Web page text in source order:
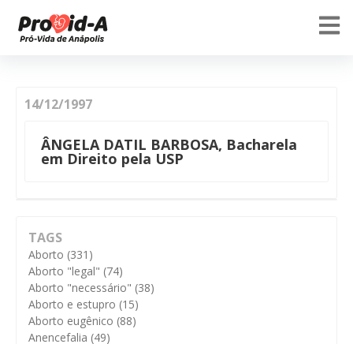
TAGS
Aborto (331)
Aborto "legal" (74)
Aborto "necessário" (38)
Aborto e estupro (15)
Aborto eugênico (88)
Anencefalia (49)
14/12/1997
ÂNGELA DATIL BARBOSA, Bacharela
em Direito pela USP